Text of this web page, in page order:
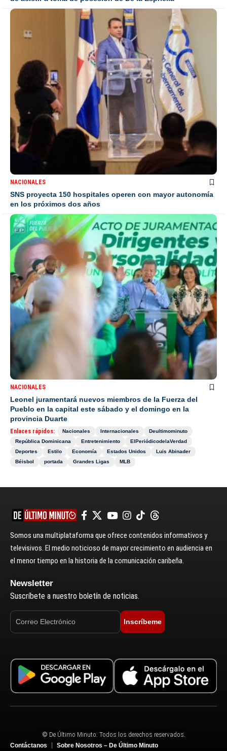
NACIONALES
SNS proyecta 150 hospitales operen con mayor autonomía
en los próximos dos años
NACIONALES
Leonel juramentará nuevos miembros de la Fuerza del
Pueblo en la capital este sábado y el domingo en la
provincia Duarte
Enlaces rápidos: Nacionales Internacionales
Deultimominuto
República Dominicana
Entretenimiento
ElPeriódicodelaVerdad
Deportes
Estilo Economía Estados Unidos
Luis Abinader
Béisbol
portada Grandes Ligas MLB
Somos una multiplataforma que ofrece contenidos informativos y
televisivos. El medio noticioso de mayor crecimiento en audiencia en
el menor tiempo en la historia de la comunicación caribeña.
Newsletter
Suscríbete a nuestro boletín de noticias.
Inscríbeme
© De Último Minuto. Todos los derechos reservados.
Contáctanos
Sobre Nosotros – De Último Minuto